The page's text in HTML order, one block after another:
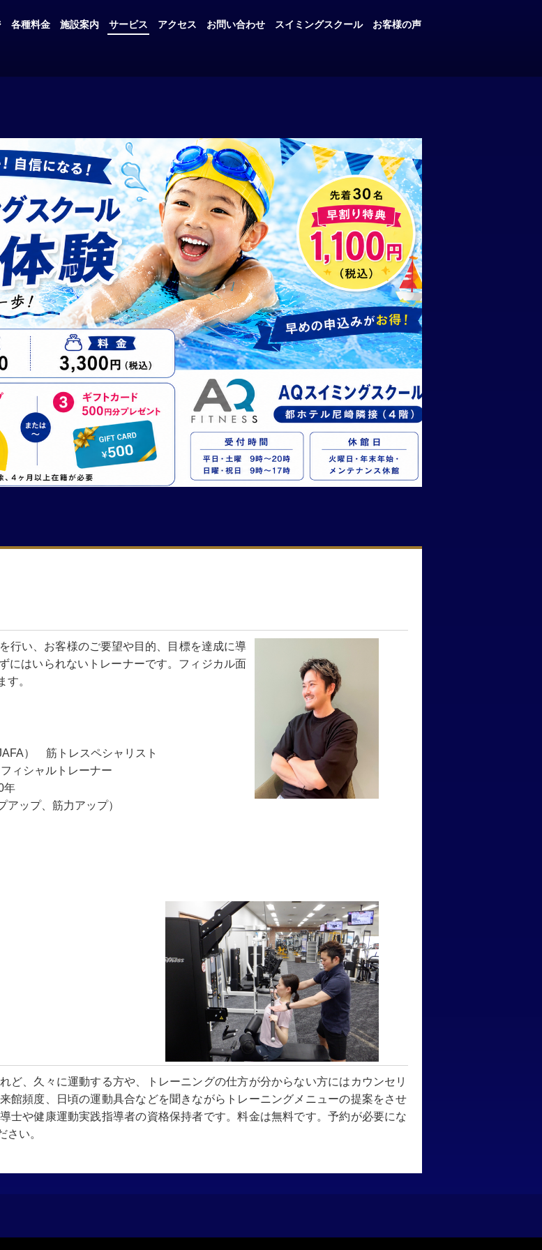
各種料金 施設案内 サービス アクセス お問い合わせ スイミングスクール お客様の声
行い、お客様のご要望や目的、目標を達成に導
にはいられないトレーナーです。フィジカル面
。
） 筋トレスペシャリスト
シャルトレーナー
年
ップ、筋力アップ）
ど、久々に運動する方や、トレーニングの仕方が分からない方にはカウンセリ
館頻度、日頃の運動具合などを聞きながらトレーニングメニューの提案をさせ
士や健康運動実践指導者の資格保持者です。料金は無料です。予約が必要にな
い。